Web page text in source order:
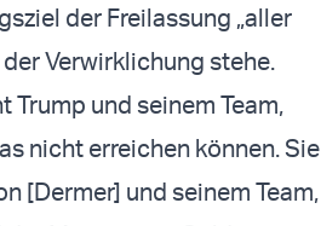
der Freilassung „aller
Verwirklichung stehe.
Trump und seinem Team,
nicht erreichen können. Sie
[Dermer] und seinem Team,